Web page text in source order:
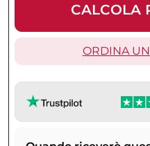
CALCOLA
ORDINA